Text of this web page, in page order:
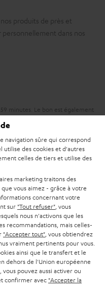
produits de près et
personnellement dans nos
minutes.
Le bon est également
et ne peut pas être
de notre part. La revente d’un
l’invalidation de celui-ci. Les
dans nosCGV
d'essai
sans frais
à vie
navigation sûre qui correspond
utilise des cookies et d'autres
celles de tiers et utilise des
marketing traitons des
vous aimez - grâce à votre
concernant votre
sur "Tout refuser" , vous
nous n'activons que les
recommandations, mais celles-
"Accepter tout" , vous obtiendrez
vraiment pertinents pour vous.
ainsi que le transfert et le
dehors de l'Union européenne
pouvez aussi activer ou
confirmer avec "Accepter la